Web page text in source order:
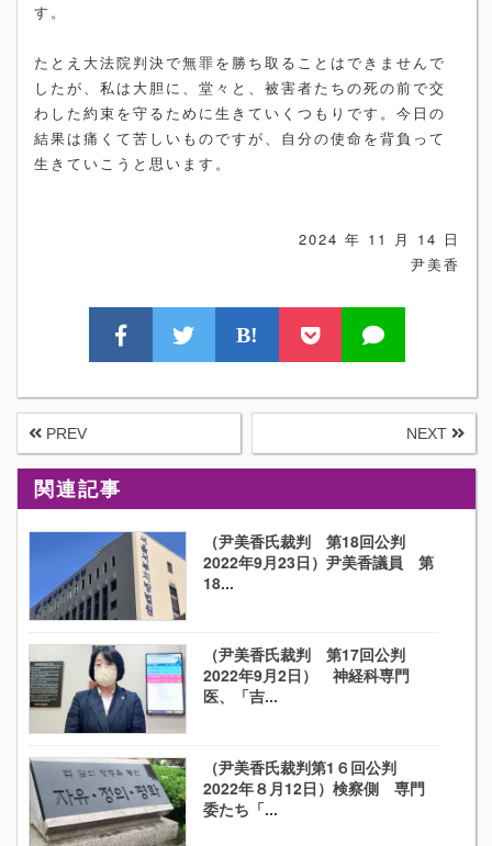
す。
たとえ大法院判決で無罪を勝ち取ることはできませんで
したが、私は大胆に、堂々と、被害者たちの死の前で交
わした約束を守るために生きていくつもりです。今日の
結果は痛くて苦しいものですが、自分の使命を背負って
生きていこうと思います。
2024 年 11 月 14 日
尹美香
B!
PREV NEXT
関連記事
（尹美香氏裁判 第18回公判
2022年9月23日）尹美香議員 第
18...
（尹美香氏裁判 第17回公判
2022年9月2日） 神経科専門
医、「吉...
（尹美香氏裁判第1６回公判
2022年８月12日）検察側 専門
委たち「...